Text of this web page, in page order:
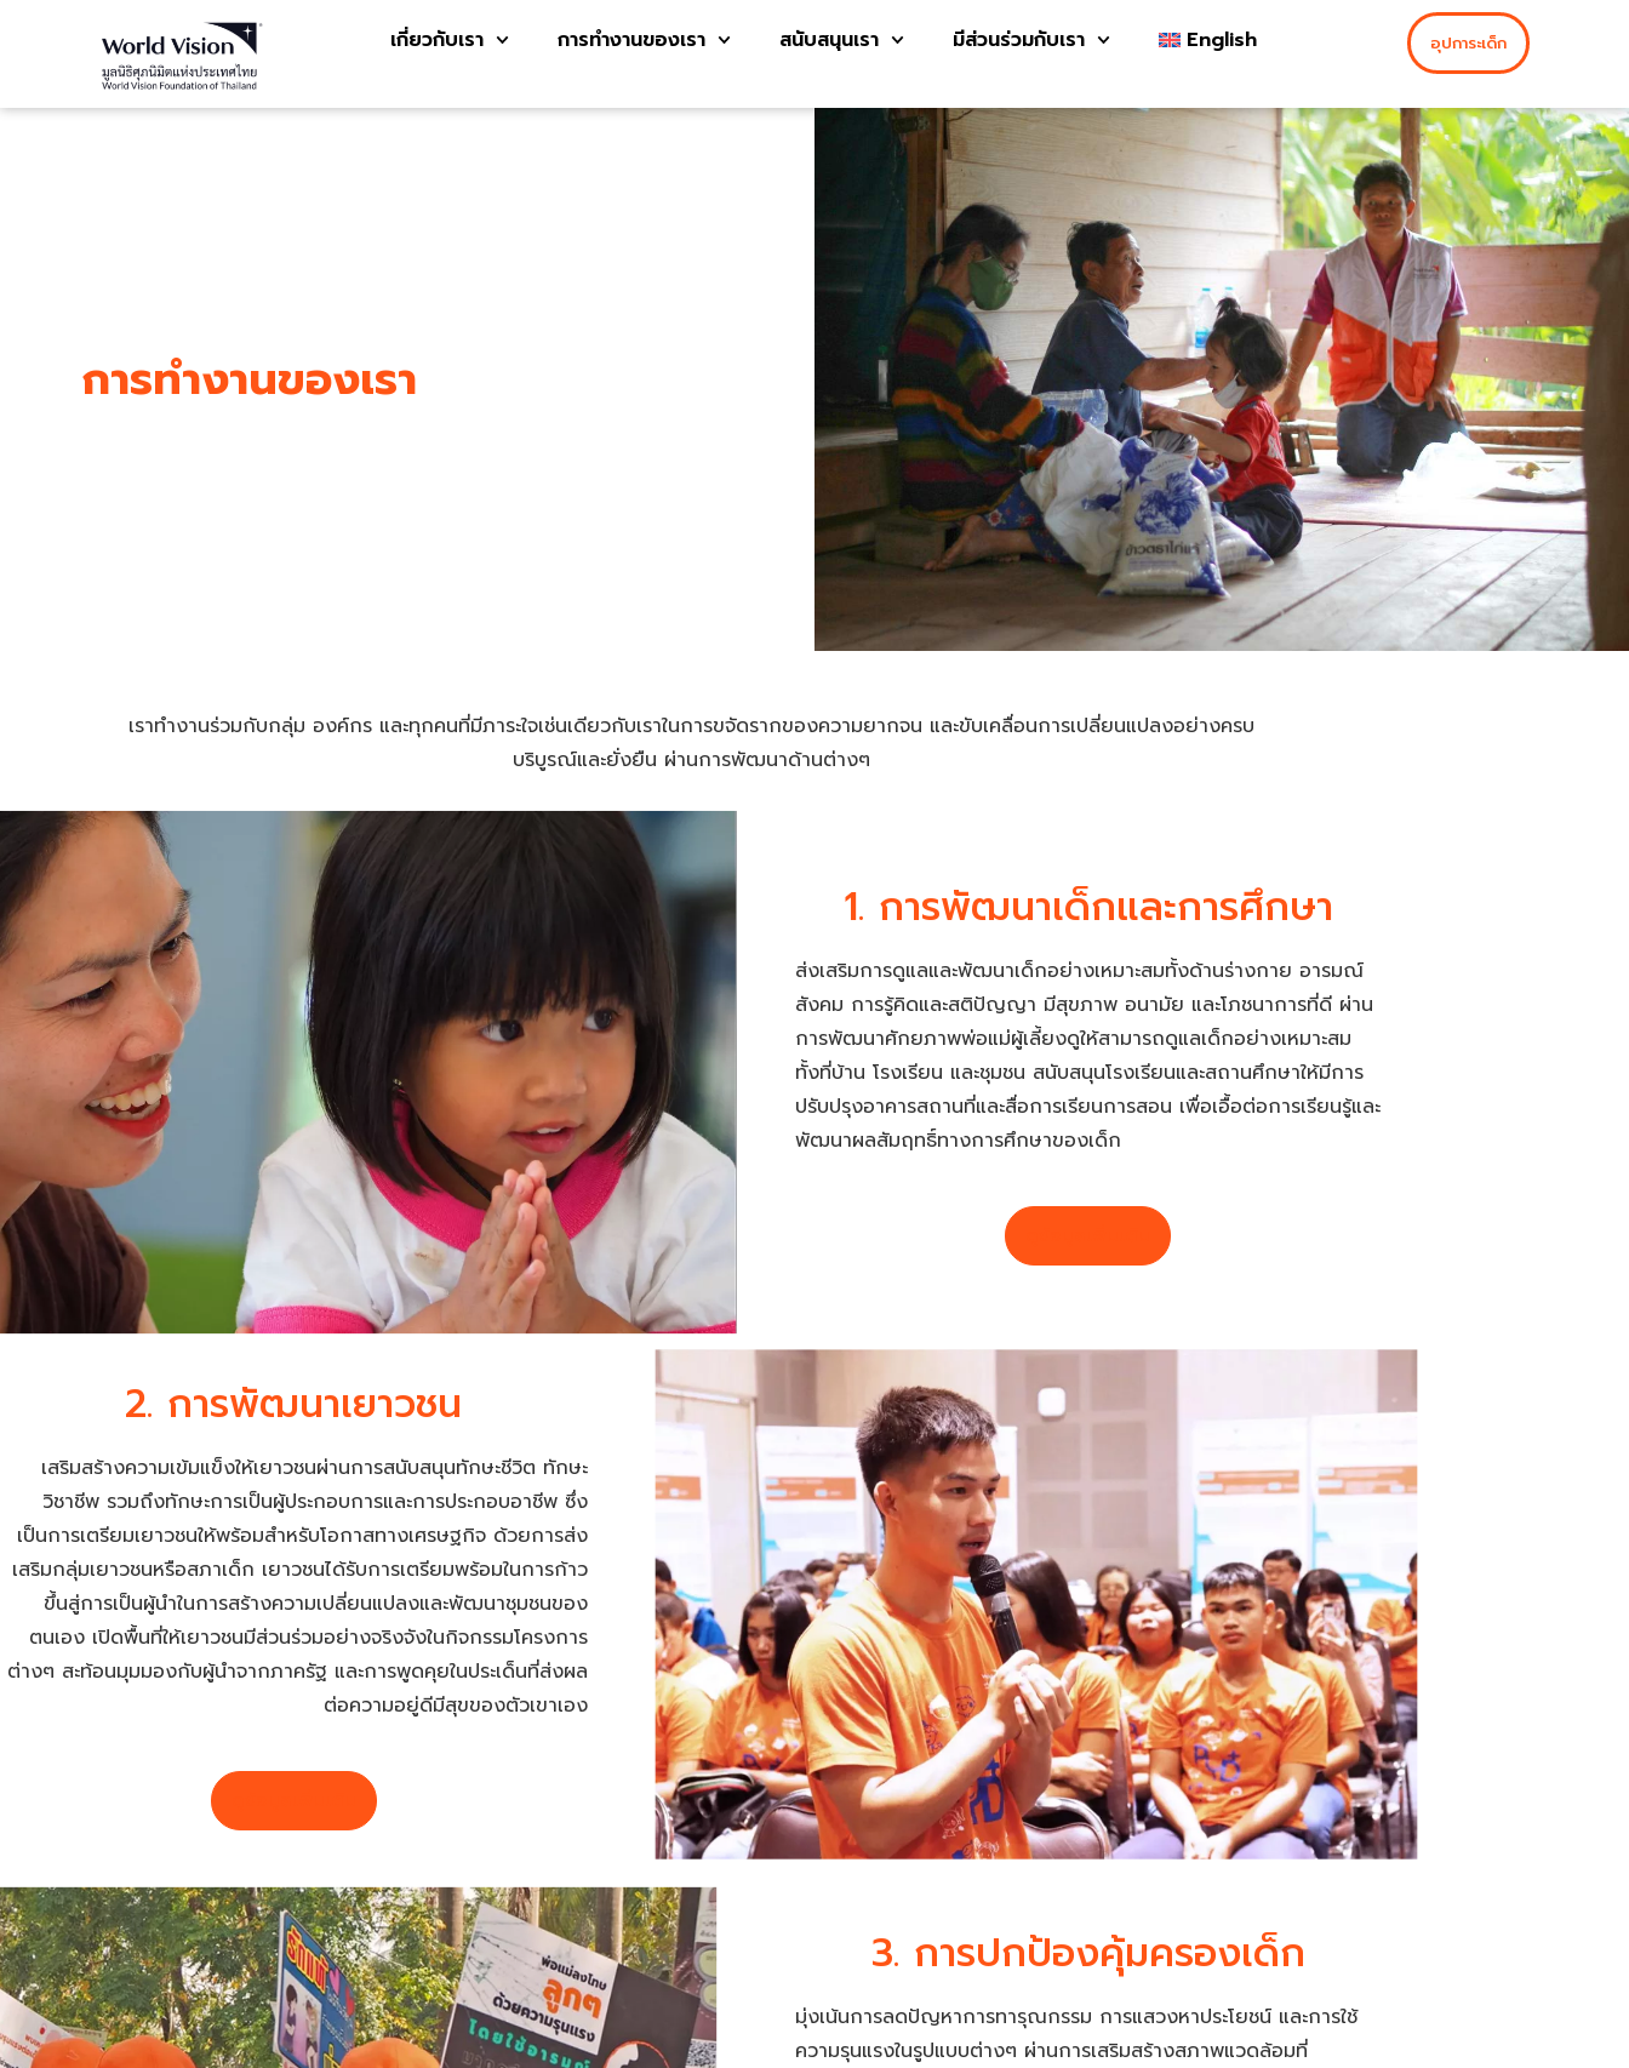
เกี่ยวกับเรา การทำงานของเรา สนับสนุนเรา มีส่วนร่วมกับเรา English อุปการะเด็ก
การทำงานของเรา
เราทำงานร่วมกับกลุ่ม องค์กร และทุกคนที่มีภาระใจเช่นเดียวกับเราในการขจัดรากของความยากจน และขับเคลื่อนการเปลี่ยนแปลงอย่างครบ
บริบูรณ์และยั่งยืน ผ่านการพัฒนาด้านต่างๆ
1. การพัฒนาเด็กและการศึกษา
ส่งเสริมการดูแลและพัฒนาเด็กอย่างเหมาะสมทั้งด้านร่างกาย อารมณ์
สังคม การรู้คิดและสติปัญญา มีสุขภาพ อนามัย และโภชนาการที่ดี ผ่าน
การพัฒนาศักยภาพพ่อแม่ผู้เลี้ยงดูให้สามารถดูแลเด็กอย่างเหมาะสม
ทั้งที่บ้าน โรงเรียน และชุมชน สนับสนุนโรงเรียนและสถานศึกษาให้มีการ
ปรับปรุงอาคารสถานที่และสื่อการเรียนการสอน เพื่อเอื้อต่อการเรียนรู้และ
พัฒนาผลสัมฤทธิ์ทางการศึกษาของเด็ก
2. การพัฒนาเยาวชน
เสริมสร้างความเข้มแข็งให้เยาวชนผ่านการสนับสนุนทักษะชีวิต ทักษะ
วิชาชีพ รวมถึงทักษะการเป็นผู้ประกอบการและการประกอบอาชีพ ซึ่ง
เป็นการเตรียมเยาวชนให้พร้อมสำหรับโอกาสทางเศรษฐกิจ ด้วยการส่ง
เสริมกลุ่มเยาวชนหรือสภาเด็ก เยาวชนได้รับการเตรียมพร้อมในการก้าว
ขึ้นสู่การเป็นผู้นำในการสร้างความเปลี่ยนแปลงและพัฒนาชุมชนของ
ตนเอง เปิดพื้นที่ให้เยาวชนมีส่วนร่วมอย่างจริงจังในกิจกรรมโครงการ
ต่างๆ สะท้อนมุมมองกับผู้นำจากภาครัฐ และการพูดคุยในประเด็นที่ส่งผล
ต่อความอยู่ดีมีสุขของตัวเขาเอง
3. การปกป้องคุ้มครองเด็ก
มุ่งเน้นการลดปัญหาการทารุณกรรม การแสวงหาประโยชน์ และการใช้
ความรุนแรงในรูปแบบต่างๆ ผ่านการเสริมสร้างสภาพแวดล้อมที่